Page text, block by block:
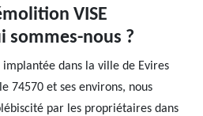
VISE
sommes-nous ?
dans la ville de Evires
74570 et ses environs, nous
par les propriétaires dans